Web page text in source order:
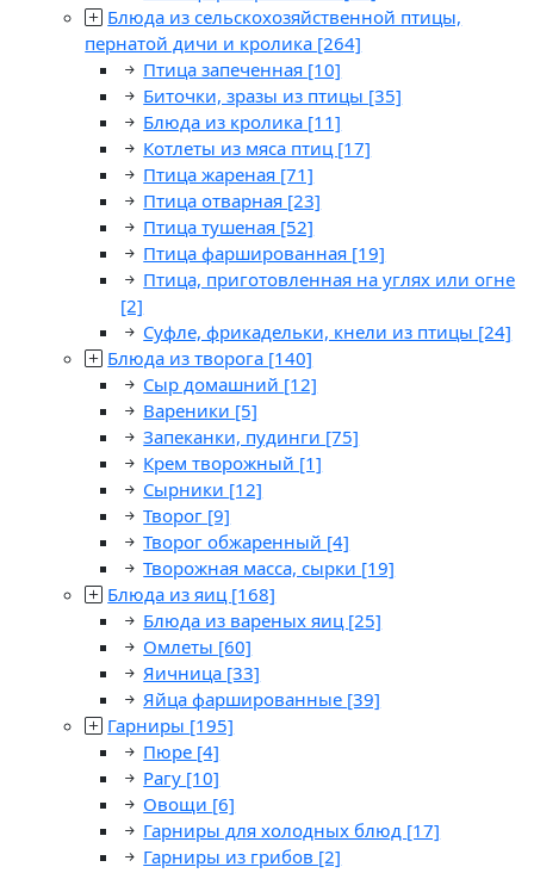
Блюда из сельскохозяйственной птицы,
пернатой дичи и кролика [264]
Птица запеченная [10]
Биточки, зразы из птицы [35]
Блюда из кролика [11]
Котлеты из мяса птиц [17]
Птица жареная [71]
Птица отварная [23]
Птица тушеная [52]
Птица фаршированная [19]
Птица, приготовленная на углях или огне
[2]
Суфле, фрикадельки, кнели из птицы [24]
Блюда из творога [140]
Сыр домашний [12]
Вареники [5]
Запеканки, пудинги [75]
Крем творожный [1]
Сырники [12]
Творог [9]
Творог обжаренный [4]
Творожная масса, сырки [19]
Блюда из яиц [168]
Блюда из вареных яиц [25]
Омлеты [60]
Яичница [33]
Яйца фаршированные [39]
Гарниры [195]
Пюре [4]
Рагу [10]
Овощи [6]
Гарниры для холодных блюд [17]
Гарниры из грибов [2]